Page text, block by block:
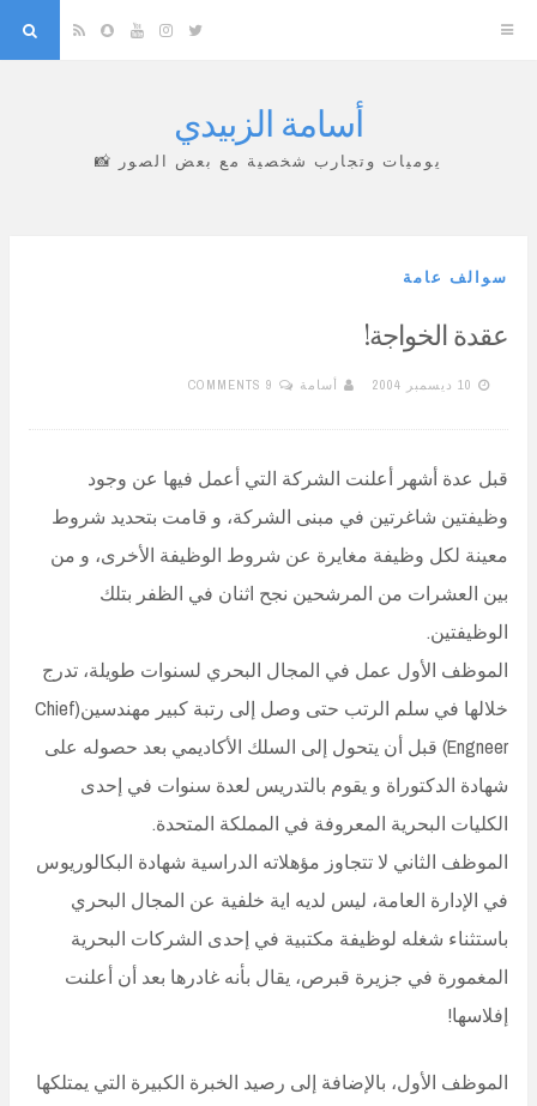
Twitter
Instagram
YouTube
Snapchat
RSS
أسامة الزبيدي
يوميات وتجارب شخصية مع بعض الصور 📸
سوالف عامة
عقدة الخواجة!
10 ديسمبر 2004 أسامة 9 COMMENTS
قبل عدة أشهر أعلنت الشركة التي أعمل فيها عن وجود
وظيفتين شاغرتين في مبنى الشركة، و قامت بتحديد شروط
معينة لكل وظيفة مغايرة عن شروط الوظيفة الأخرى، و من
بين العشرات من المرشحين نجح اثنان في الظفر بتلك
الوظيفتين.
الموظف الأول عمل في المجال البحري لسنوات طويلة، تدرج
خلالها في سلم الرتب حتى وصل إلى رتبة كبير مهندسين(Chief
Engneer) قبل أن يتحول إلى السلك الأكاديمي بعد حصوله على
شهادة الدكتوراة و يقوم بالتدريس لعدة سنوات في إحدى
الكليات البحرية المعروفة في المملكة المتحدة.
الموظف الثاني لا تتجاوز مؤهلاته الدراسية شهادة البكالوريوس
في الإدارة العامة، ليس لديه اية خلفية عن المجال البحري
باستثناء شغله لوظيفة مكتبية في إحدى الشركات البحرية
المغمورة في جزيرة قبرص، يقال بأنه غادرها بعد أن أعلنت
إفلاسها!
الموظف الأول، بالإضافة إلى رصيد الخبرة الكبيرة التي يمتلكها